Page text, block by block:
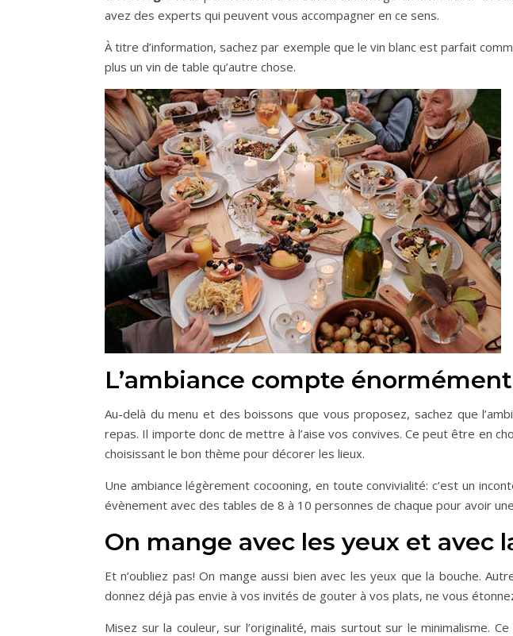
avez des experts qui peuvent vous accompagner en ce sens.
À titre d’information, sachez par exemple que le vin blanc est parfait
plus un vin de table qu’autre chose.
L’ambiance compte
Au-delà du menu et des boissons que vous proposez, sachez que
repas. Il importe donc de mettre à l’aise vos convives. Ce peut être en
choisissant le bon thème pour décorer les lieux.
Une ambiance légèrement cocooning, en toute convivialité: c’est un
évènement avec des tables de 8 à 10 personnes de chaque pour avoir
On mange avec les yeux et avec
Et n’oubliez pas! On mange aussi bien avec les yeux que la bouche.
donnez déjà pas envie à vos invités de gouter à vos plats, ne vous
Misez sur la couleur, sur l’originalité, mais surtout sur le minimalisme.